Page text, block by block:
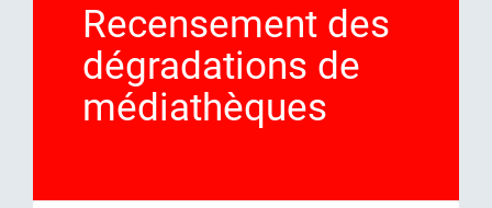
Recensement des
dégradations de
médiathèques